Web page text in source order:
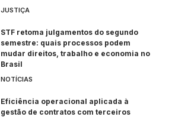
JUSTIÇA
STF retoma julgamentos do segundo
semestre: quais processos podem
mudar direitos, trabalho e economia no
Brasil
NOTÍCIAS
Eficiência operacional aplicada à
gestão de contratos com terceiros